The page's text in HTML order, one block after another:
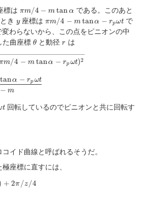
標は \pi
m/4-
m
\tan
\alpha
πm/4 − m tan α である。このあと
き y
y座標は\pi m/4-m
\tan
\alpha-
r_p\omega
t
πm/4 − m tan α − rpωtでx
わらないから、この点をピニオンの中
た曲座標 \theta
θ と動径r
r は
m/4-m \tan \alpha-r_p\omega t)^2}
/4 − m tanα − rp ωt)2
m/4-m \tan \alpha-
− m
tan α − rp ωt
t回転しているのでピニオンと共に回転す
t
イド曲線と呼ばれるそうだ。
座標に直すには、
z/4)+2\pi/z/4
+ 2π /z /4